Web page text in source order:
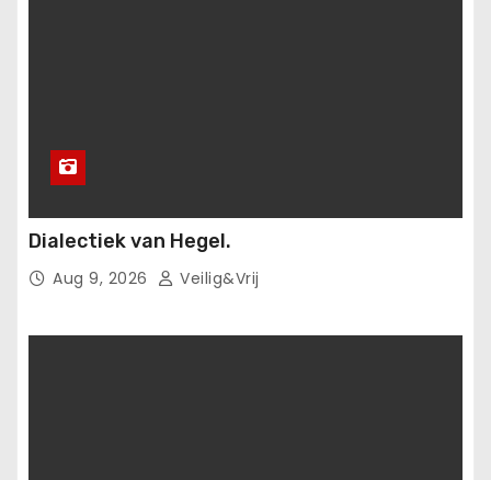
Dialectiek van Hegel.
Aug 9, 2026 Veilig&Vrij